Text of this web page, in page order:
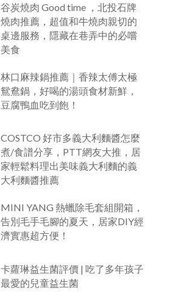
谷炭燒肉 Good time ，北投石牌
燒肉推薦，超值和牛燒肉親切的
桌邊服務，隱藏在巷弄中的必嚐
美食
林口麻辣鍋推薦｜香辣太傅太極
鴛鴦鍋，好喝的湯頭食材新鮮，
豆腐鴨血吃到飽！
COSTCO 好市多義大利麵醬怎麼
煮/食譜分享，PTT網友大推，居
家輕鬆料理出美味義大利麵的義
大利麵醬推薦
MINI YANG 熱蠟除毛套組開箱，
告別毛手毛腳的夏天，居家DIY經
濟實惠超方便！
卡蘿琳益生菌評價 | 吃了多年孩子
最愛的兒童益生菌